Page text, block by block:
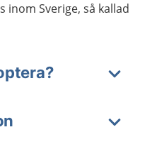
Sverige, så kallad